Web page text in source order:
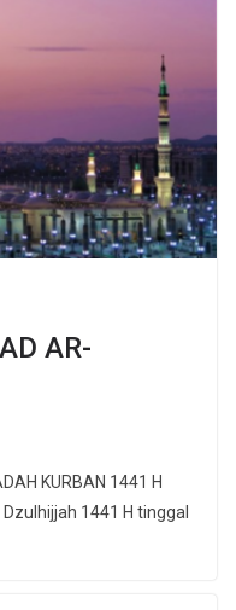
AR-
Dzulhijjah 1441 H tinggal